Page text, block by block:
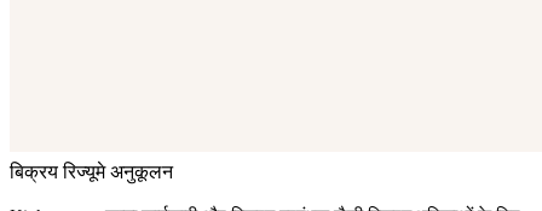
बिक्रय रिज्यूमे अनुकूलन